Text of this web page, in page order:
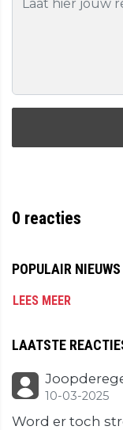
0 reacties
POPULAIR NIEUWS
LEES MEER
LAATSTE
10-03-2025
Word er toch